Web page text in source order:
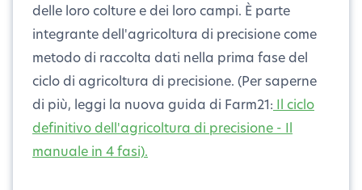
delle loro colture e dei loro campi. È parte
integrante dell'agricoltura di precisione come
metodo di raccolta dati nella prima fase del
ciclo di agricoltura di precisione. (Per saperne
di più, leggi la nuova guida di Farm21: Il ciclo
definitivo dell'agricoltura di precisione - Il
manuale in 4 fasi).